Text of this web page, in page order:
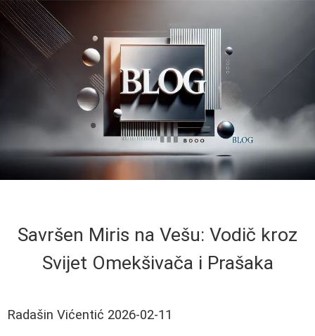
Savršen Miris na Vešu: Vodič kroz
Svijet Omekšivača i Prašaka
Radašin Vićentić 2026-02-11